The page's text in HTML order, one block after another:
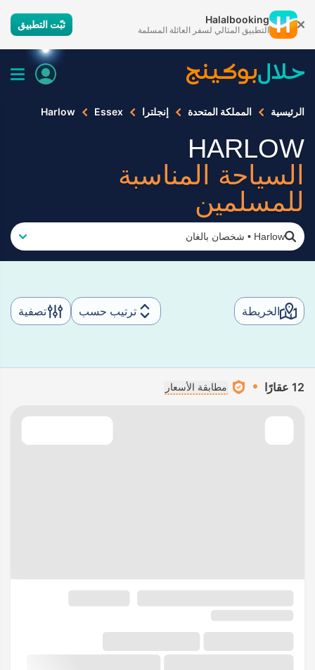
Halalbooking
التطبيق المثالي لسفر العائلة المسلمة ثبّت التطبيق
الرئيسية المملكة المتحدة إنجلترا Essex
Harlow
HARLOW
السياحة المناسبة
للمسلمين
Harlow
• شخصان بالغان
الخريطة ترتيب حسب تصفية
12 عقارًا مطابقة الأسعار